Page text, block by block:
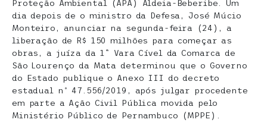
Proteção Ambiental (APA) Aldeia-Beberibe. Um
dia depois de o ministro da Defesa, José Múcio
Monteiro, anunciar na segunda-feira (24), a
liberação de R$ 150 milhões para começar as
obras, a juíza da 1ª Vara Cível da Comarca de
São Lourenço da Mata determinou que o Governo
do Estado publique o Anexo III do decreto
estadual nº 47.556/2019, após julgar procedente
em parte a Ação Civil Pública movida pelo
Ministério Público de Pernambuco (MPPE).